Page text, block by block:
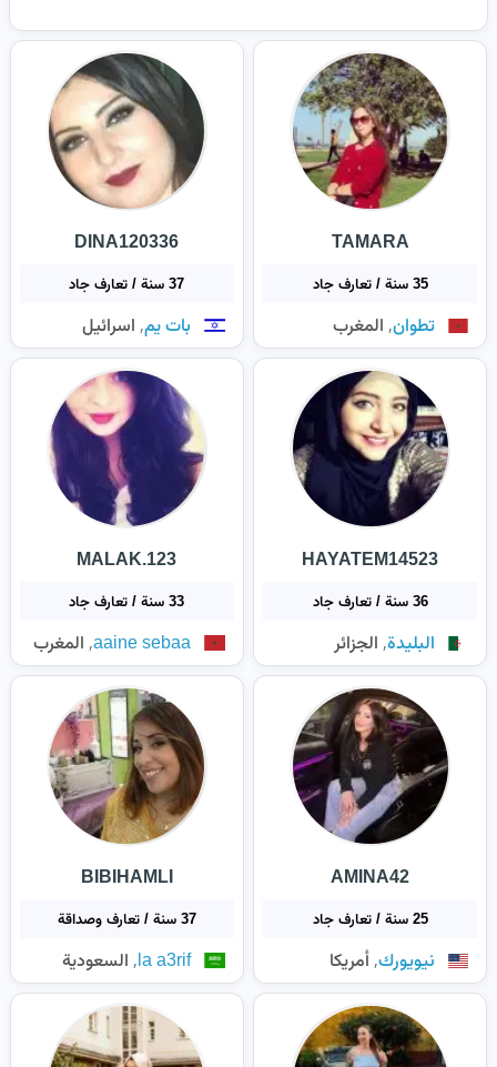
TAMARA
35 سنة / تعارف جاد
تطوان, المغرب
DINA120336
37 سنة / تعارف جاد
بات يم, اسرائيل
HAYATEM14523
36 سنة / تعارف جاد
البليدة, الجزائر
MALAK.123
33 سنة / تعارف جاد
aaine sebaa
, المغرب
AMINA42
25 سنة / تعارف جاد
نيويورك, أمريكا
BIBIHAMLI
37 سنة / تعارف وصداقة
la a3rif
, السعودية